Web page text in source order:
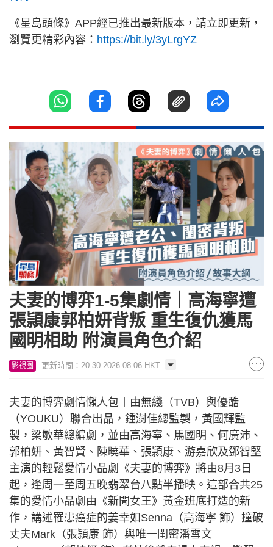
《星島頭條》APP經已推出最新版本，請立即更新，
瀏覽更精彩內容： https://bit.ly/3yLrgYZ
夫妻的博弈1-5集劇情｜高海寧遭
張頴康郭柏妍背叛 重生復仇獲馬
國明相助 附演員角色介紹
影視圈 更新時間：20:30 2026-08-06 HKT
夫妻的博弈劇情懶人包丨由無綫（TVB）與優酷
（YOUKU）聯合出品，鍾澍佳總監製，黃國輝監
製，梁敏華總編劇，並由高海寧、馬國明、何廣沛、
郭柏妍、黃智賢、陳曉華、張頴康、游嘉欣及鄧智堅
主演的輕鬆愛情小品劇《夫妻的博弈》將由8月3日
起，逢周一至周五晚翡翠台八點半播映。這部合共25
集的愛情小品劇由《新聞女王》黃金班底打造的新
作，講述罹患癌症的姜幸如Senna（高海寧 飾）撞破
丈夫Mark（張頴康 飾）與唯一閨密潘雪文